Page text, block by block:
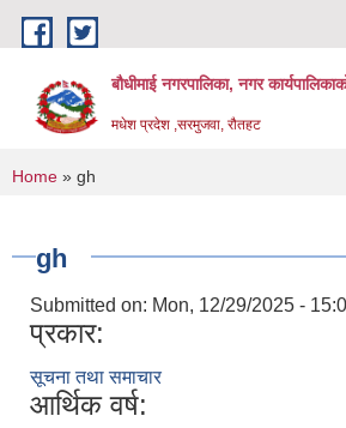
Skip to main content
बौधीमाई नगरपालिका, नगर
मधेश प्रदेश ,सरमुजवा, रौतहट
You are here
Home » gh
gh
Submitted on: Mon, 12/29/2025 -
प्रकार:
सूचना तथा समाचार
आर्थिक वर्ष: